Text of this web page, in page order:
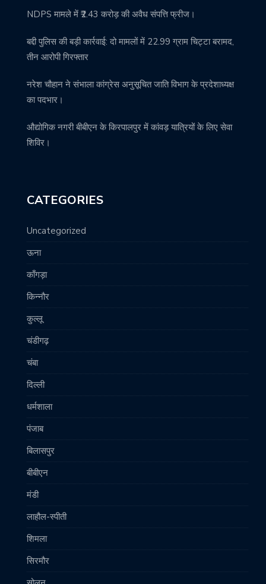
NDPS मामले में ₹2.43 करोड़ की अवैध संपत्ति फ्रीज।
बद्दी पुलिस की बड़ी कार्रवाई: दो मामलों में 22.99 ग्राम चिट्टा बरामद,
तीन आरोपी गिरफ्तार
नरेश चौहान ने संभाला कांग्रेस अनुसूचित जाति विभाग के प्रदेशाध्यक्ष
का पदभार।
औद्योगिक नगरी बीबीएन के किरपालपुर में कांवड़ यात्रियों के लिए सेवा
शिविर।
CATEGORIES
Uncategorized
ऊना
काँगड़ा
किन्नौर
कुल्लू
चंडीगढ़
चंबा
दिल्ली
धर्मशाला
पंजाब
बिलासपुर
बीबीएन
मंडी
लाहौल-स्पीती
शिमला
सिरमौर